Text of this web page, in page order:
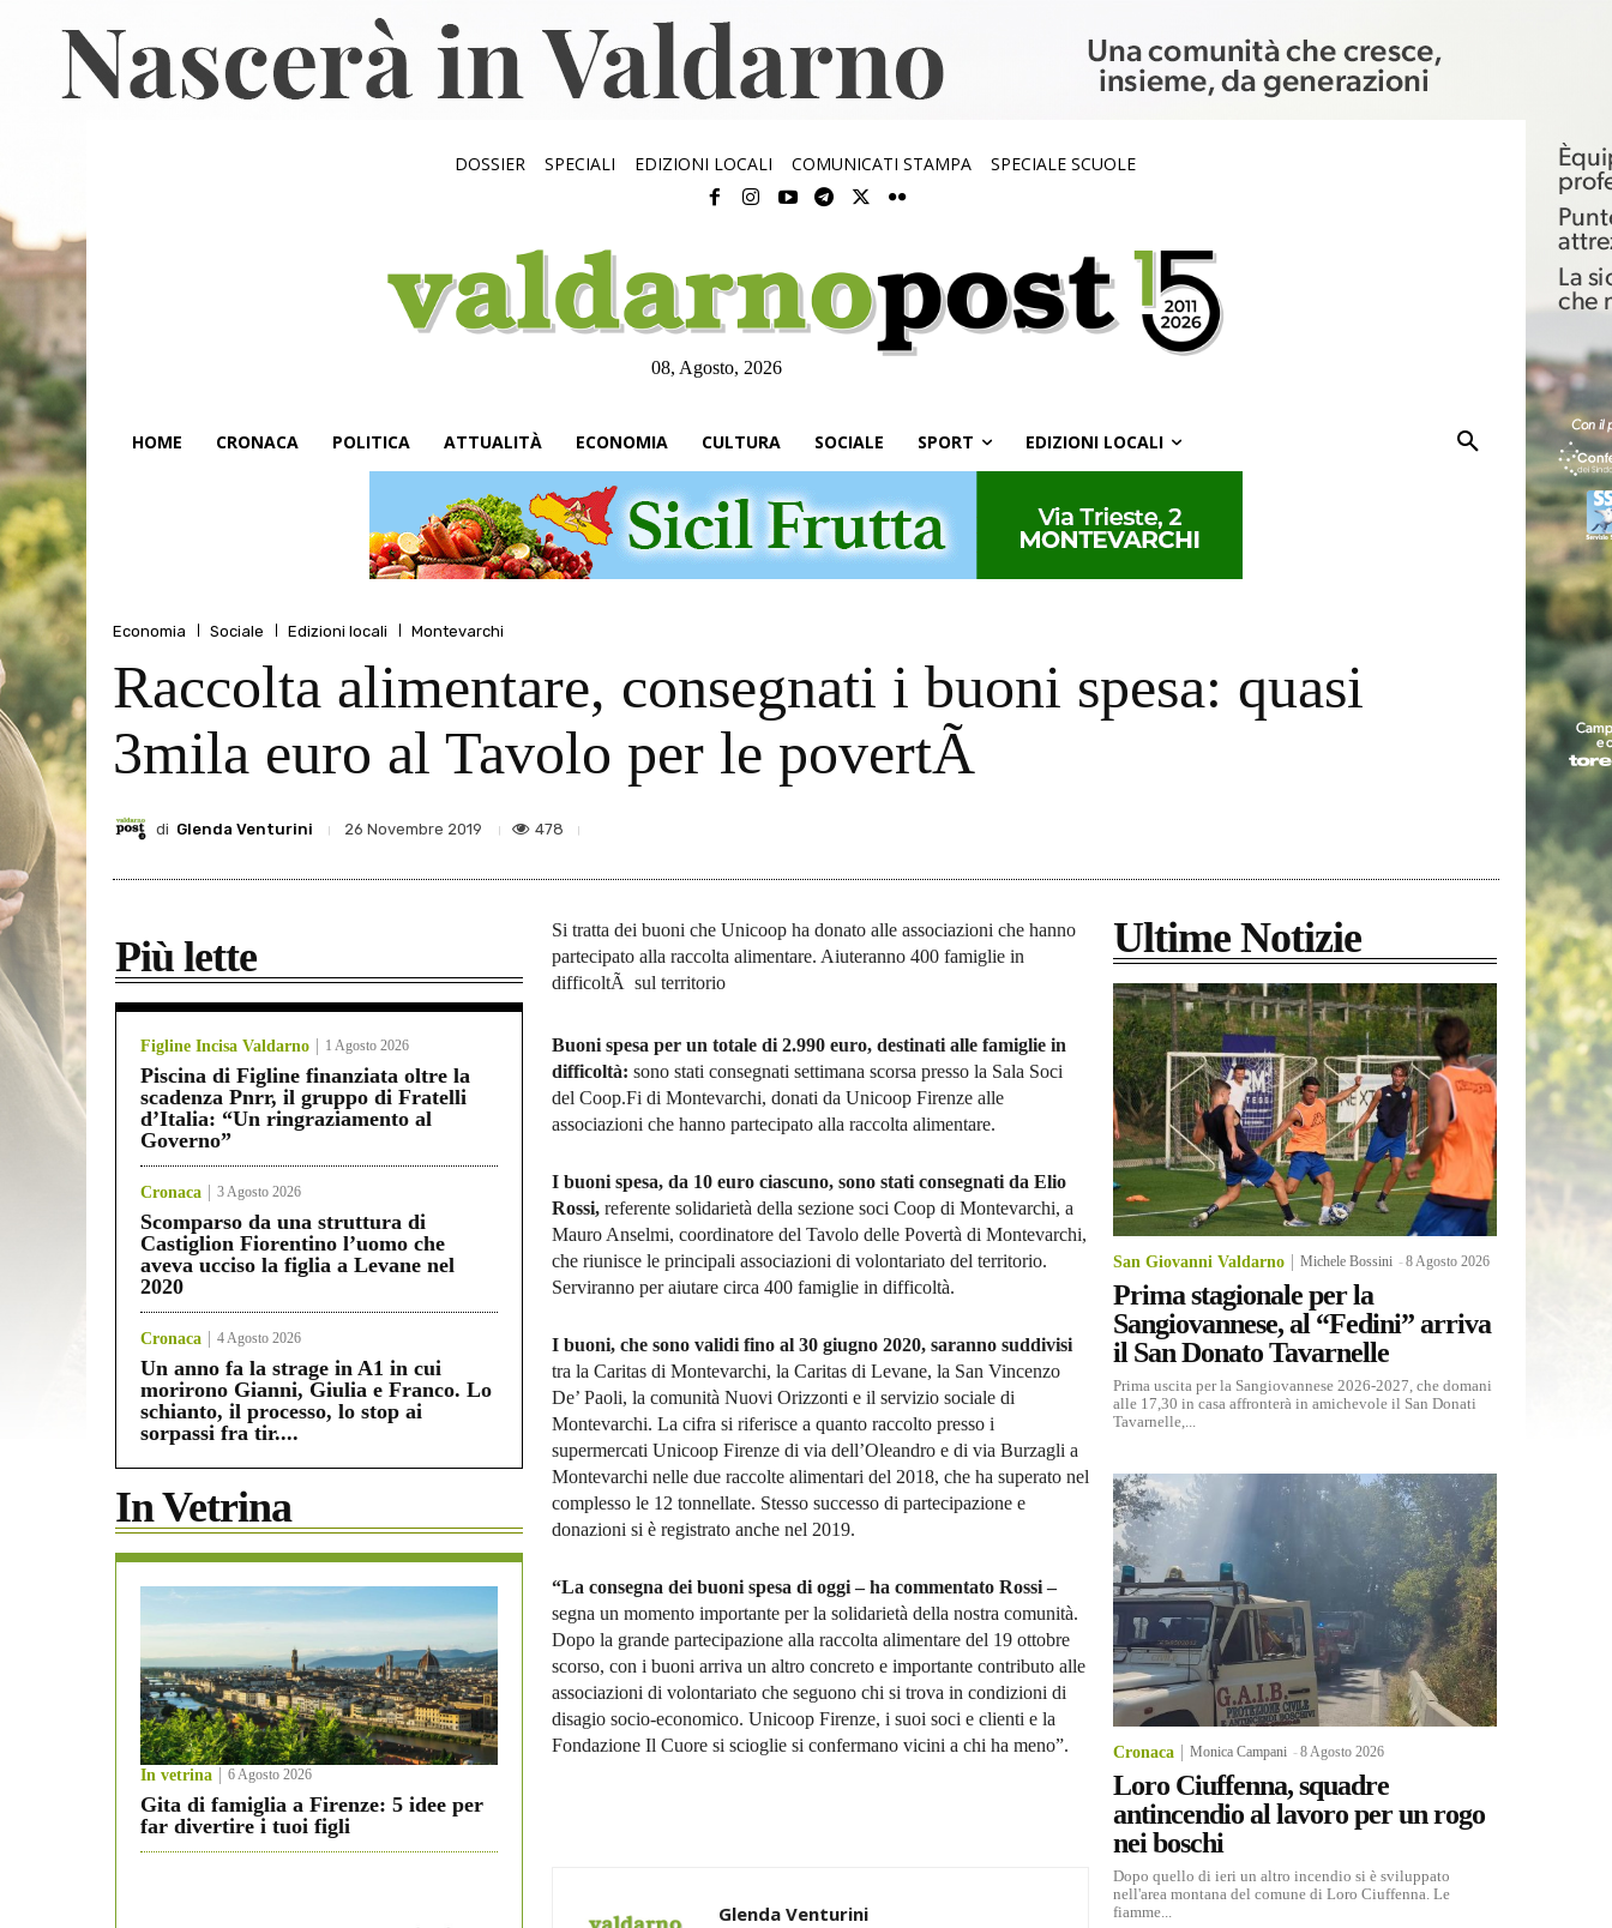
DOSSIER SPECIALI EDIZIONI LOCALI COMUNICATI STAMPA SPECIALE SCUOLE
08, Agosto, 2026
HOME CRONACA POLITICA ATTUALITÀ ECONOMIA CULTURA SOCIALE SPORT EDIZIONI LOCALI
Economia Sociale Edizioni locali Montevarchi
Raccolta alimentare, consegnati i buoni spesa: quasi
3mila euro al Tavolo per le povertÃ
di Glenda Venturini 26 Novembre 2019 478
Più lette
Figline Incisa Valdarno 1 Agosto 2026
Piscina di Figline finanziata oltre la
scadenza Pnrr, il gruppo di Fratelli
d’Italia: “Un ringraziamento al
Governo”
Cronaca 3 Agosto 2026
Scomparso da una struttura di
Castiglion Fiorentino l’uomo che
aveva ucciso la figlia a Levane nel
2020
Cronaca 4 Agosto 2026
Un anno fa la strage in A1 in cui
morirono Gianni, Giulia e Franco. Lo
schianto, il processo, lo stop ai
sorpassi fra tir....
In Vetrina
In vetrina 6 Agosto 2026
Gita di famiglia a Firenze: 5 idee per
far divertire i tuoi figli
Si tratta dei buoni che Unicoop ha donato alle associazioni che hanno
partecipato alla raccolta alimentare. Aiuteranno 400 famiglie in
difficoltÃ sul territorio
Buoni spesa per un totale di 2.990 euro, destinati alle famiglie in
difficoltà: sono stati consegnati settimana scorsa presso la Sala Soci
del Coop.Fi di Montevarchi, donati da Unicoop Firenze alle
associazioni che hanno partecipato alla raccolta alimentare.
I buoni spesa, da 10 euro ciascuno, sono stati consegnati da Elio
Rossi, referente solidarietà della sezione soci Coop di Montevarchi, a
Mauro Anselmi, coordinatore del Tavolo delle Povertà di Montevarchi,
che riunisce le principali associazioni di volontariato del territorio.
Serviranno per aiutare circa 400 famiglie in difficoltà.
I buoni, che sono validi fino al 30 giugno 2020, saranno suddivisi
tra la Caritas di Montevarchi, la Caritas di Levane, la San Vincenzo
De’ Paoli, la comunità Nuovi Orizzonti e il servizio sociale di
Montevarchi. La cifra si riferisce a quanto raccolto presso i
supermercati Unicoop Firenze di via dell’Oleandro e di via Burzagli a
Montevarchi nelle due raccolte alimentari del 2018, che ha superato nel
complesso le 12 tonnellate. Stesso successo di partecipazione e
donazioni si è registrato anche nel 2019.
“La consegna dei buoni spesa di oggi – ha commentato Rossi –
segna un momento importante per la solidarietà della nostra comunità.
Dopo la grande partecipazione alla raccolta alimentare del 19 ottobre
scorso, con i buoni arriva un altro concreto e importante contributo alle
associazioni di volontariato che seguono chi si trova in condizioni di
disagio socio-economico. Unicoop Firenze, i suoi soci e clienti e la
Fondazione Il Cuore si scioglie si confermano vicini a chi ha meno”.
Glenda Venturini
Ultime Notizie
San Giovanni Valdarno Michele Bossini -8 Agosto 2026
Prima stagionale per la
Sangiovannese, al “Fedini” arriva
il San Donato Tavarnelle
Prima uscita per la Sangiovannese 2026-2027, che domani
alle 17,30 in casa affronterà in amichevole il San Donati
Tavarnelle,...
Cronaca Monica Campani -8 Agosto 2026
Loro Ciuffenna, squadre
antincendio al lavoro per un rogo
nei boschi
Dopo quello di ieri un altro incendio si è sviluppato
nell'area montana del comune di Loro Ciuffenna. Le
fiamme...